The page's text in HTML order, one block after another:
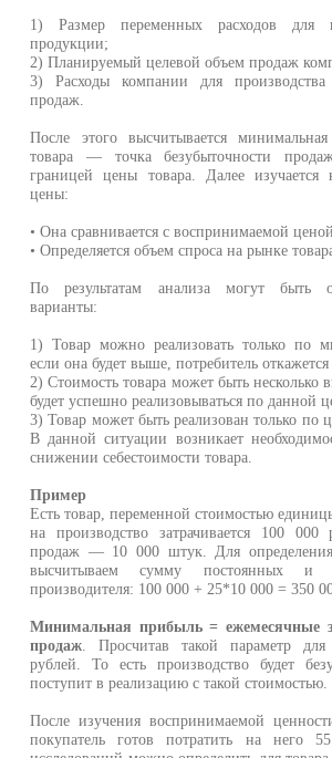
1) Размер переменных расходов для
продукции;
2) Планируемый целевой объем продаж
3) Расходы компании для производства
продаж.
После этого высчитывается
товара — точка безубыточности
границей цены товара. Далее изучается
цены:
• Она сравнивается с воспринимаемой
• Определяется объем спроса на рынке
По результатам анализа могут быть
варианты:
1) Товар можно реализовать только по
если она будет выше, потребитель
2) Стоимость товара может быть
будет успешно реализовываться по данной
3) Товар может быть реализован только
В данной ситуации возникает
снижении себестоимости товара.
Пример
Есть товар, переменной стоимостью
на производство затрачивается 100
продаж — 10 000 штук. Для определения
высчитываем сумму постоянных и
производителя: 100 000 + 25*10 000 = 350
Минимальная прибыль = ежемесячные
продаж . Просчитав такой параметр
рублей. То есть производство будет
поступит в реализацию с такой стоимостью.
После изучения воспринимаемой
покупатель готов потратить на него